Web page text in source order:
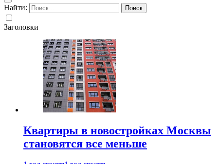
Найти:
Заголовки
Квартиры в новостройках Москвы
становятся все меньше